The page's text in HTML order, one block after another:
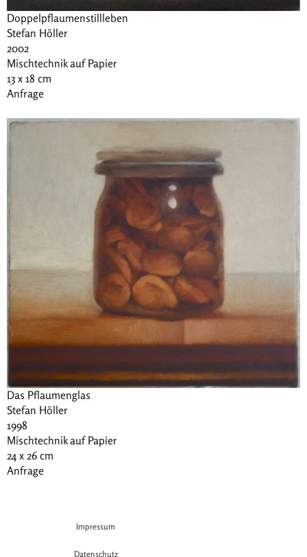
Doppelpflaumenstillleben
Stefan Höller
2002
Mischtechnik auf Papier
13 x 18 cm
Anfrage
Das Pflaumenglas
Stefan Höller
1998
Mischtechnik auf Papier
24 x 26 cm
Anfrage
Impressum
Datenschutz